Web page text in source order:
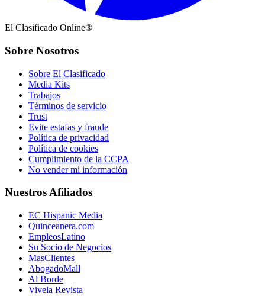
El Clasificado Online®
Sobre Nosotros
Sobre El Clasificado
Media Kits
Trabajos
Términos de servicio
Trust
Evite estafas y fraude
Política de privacidad
Política de cookies
Cumplimiento de la CCPA
No vender mi información
Nuestros Afiliados
EC Hispanic Media
Quinceanera.com
EmpleosLatino
Su Socio de Negocios
MasClientes
AbogadoMall
Al Borde
Vivela Revista